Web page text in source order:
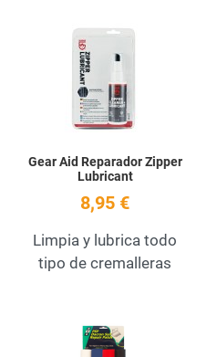
Add to Wishlist
Gear Aid Reparador Zipper
Lubricant
8,95 €
Limpia y lubrica todo
tipo de cremalleras
Add to Wishlist